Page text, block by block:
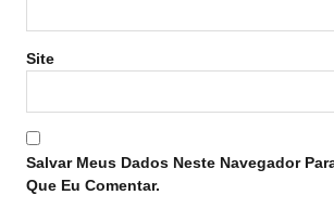
Site
Salvar Meus Dados Neste Navegador
Que Eu Comentar.